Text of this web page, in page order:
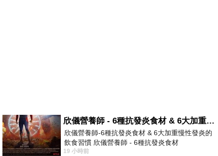
欣儀營養師 - 6種抗發炎食材 & 6大加重慢性發炎的飲食習慣
欣儀營養師-6種抗發炎食材 & 6大加重慢性發炎的
飲食習慣 欣儀營養師 - 6種抗發炎食材
https://www.facebook.com/photo/?fbid=147
19 小時前